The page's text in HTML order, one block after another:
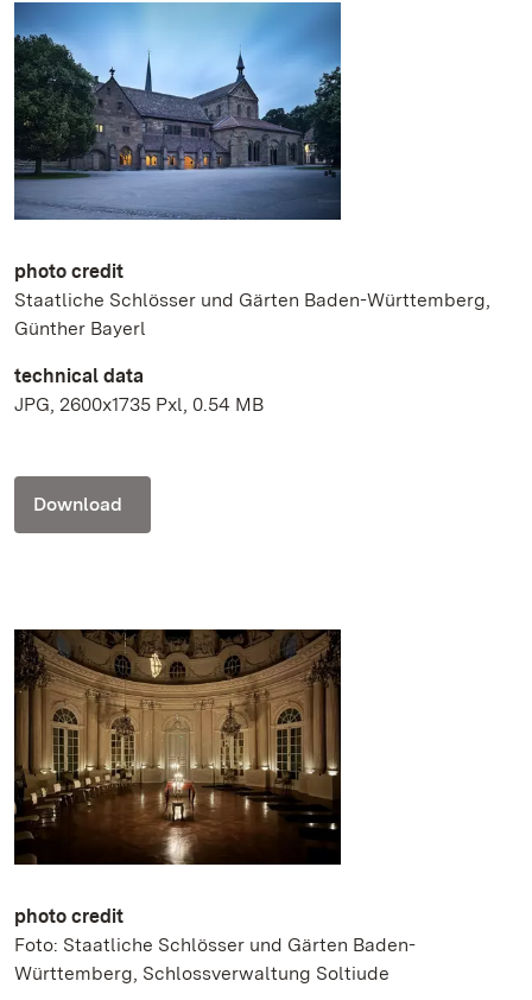
photo credit
Staatliche Schlösser und Gärten Baden-Württemberg,
Günther Bayerl
technical data
JPG, 2600x1735 Pxl, 0.54 MB
Download
photo credit
Foto: Staatliche Schlösser und Gärten Baden-
Württemberg, Schlossverwaltung Soltiude